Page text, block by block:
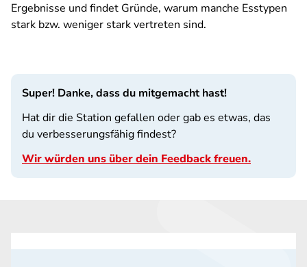
Ergebnisse und findet Gründe, warum manche Esstypen
stark bzw. weniger stark vertreten sind.
Super! Danke, dass du mitgemacht hast!
Hat dir die Station gefallen oder gab es etwas, das
du verbesserungsfähig findest?
Wir würden uns über dein Feedback freuen.